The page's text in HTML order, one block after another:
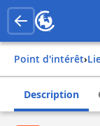
Point d'intérêt›
Description